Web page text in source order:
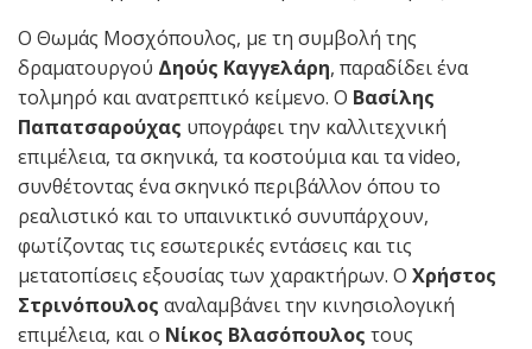
Ο Θωμάς Μοσχόπουλος, με τη συμβολή της
δραματουργού Δηούς Καγγελάρη, παραδίδει ένα
τολμηρό και ανατρεπτικό κείμενο. Ο Βασίλης
Παπατσαρούχας υπογράφει την καλλιτεχνική
επιμέλεια, τα σκηνικά, τα κοστούμια και τα video,
συνθέτοντας ένα σκηνικό περιβάλλον όπου το
ρεαλιστικό και το υπαινικτικό συνυπάρχουν,
φωτίζοντας τις εσωτερικές εντάσεις και τις
μετατοπίσεις εξουσίας των χαρακτήρων. Ο Χρήστος
Στρινόπουλος αναλαμβάνει την κινησιολογική
επιμέλεια, και ο Νίκος Βλασόπουλος τους